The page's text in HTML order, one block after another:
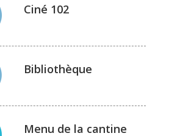
Ciné 102
Bibliothèque
Menu de la cantine